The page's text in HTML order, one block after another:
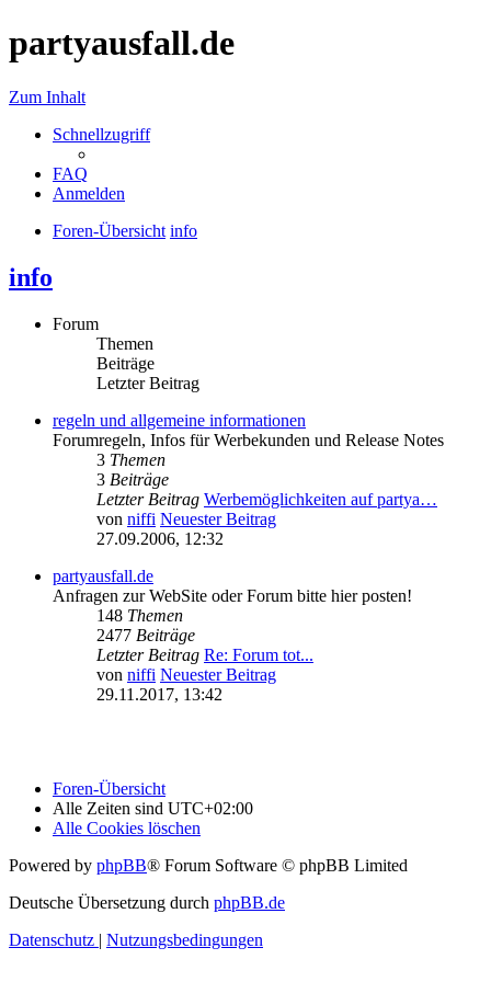
partyausfall.de
Zum Inhalt
Schnellzugriff
FAQ
Anmelden
Foren-Übersicht info
info
Forum
Themen
Beiträge
Letzter Beitrag
regeln und allgemeine informationen
Forumregeln, Infos für Werbekunden und Release Notes
3 Themen
3 Beiträge
Letzter Beitrag Werbemöglichkeiten auf partya…
von niffi Neuester Beitrag
27.09.2006, 12:32
partyausfall.de
Anfragen zur WebSite oder Forum bitte hier posten!
148 Themen
2477 Beiträge
Letzter Beitrag Re: Forum tot...
von niffi Neuester Beitrag
29.11.2017, 13:42
Foren-Übersicht
Alle Zeiten sind UTC+02:00
Alle Cookies löschen
Powered by phpBB® Forum Software © phpBB Limited
Deutsche Übersetzung durch phpBB.de
Datenschutz | Nutzungsbedingungen